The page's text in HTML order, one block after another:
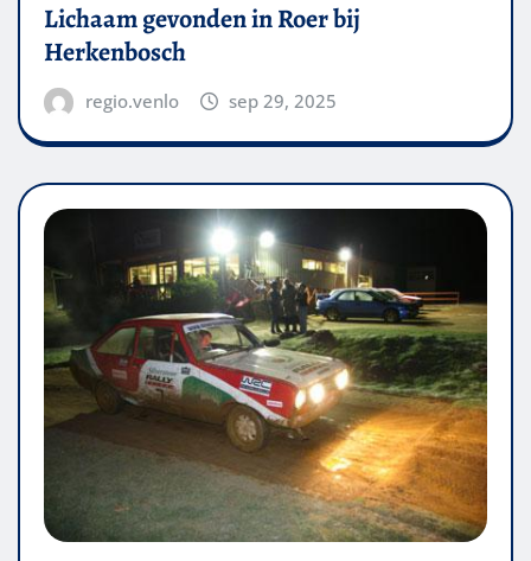
Lichaam gevonden in Roer bij
Herkenbosch
regio.venlo sep 29, 2025